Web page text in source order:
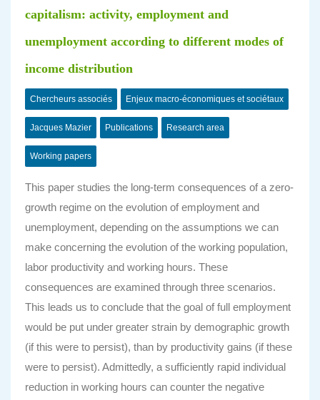
capitalism: activity, employment and
unemployment according to different modes of
income distribution
Chercheurs associés Enjeux macro-économiques et sociétaux
Jacques Mazier Publications Research area
Working papers
This paper studies the long-term consequences of a zero-
growth regime on the evolution ofemployment and
unemployment, depending on the assumptions we can
make concerning the evolution of the working population,
labor productivity and working hours. These
consequences are examined through three scenarios.
This leads us to conclude that the goal of full employment
would be put under greater strain by demographic growth
(if this were to persist), than by productivity gains (if these
were to persist). Admittedly, a sufficiently rapid individual
reduction in working hours can counter the negative